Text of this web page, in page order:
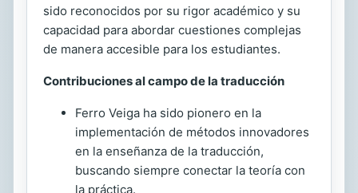
sido reconocidos por su rigor académico y su
capacidad para abordar cuestiones complejas
de manera accesible para los estudiantes.
Contribuciones al campo de la traducción
Ferro Veiga ha sido pionero en la
implementación de métodos innovadores
en la enseñanza de la traducción,
buscando siempre conectar la teoría con
la práctica.